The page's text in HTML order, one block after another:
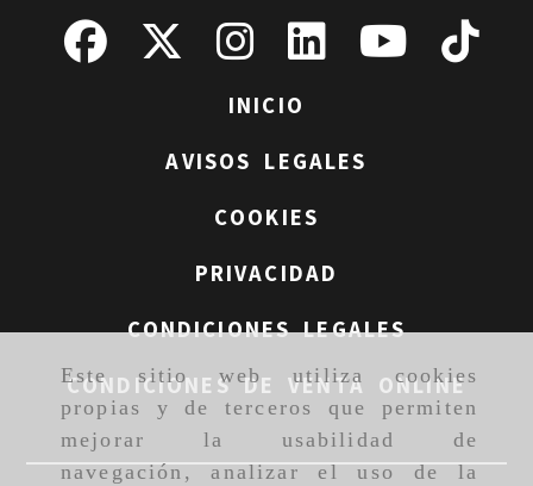
Este sitio web utiliza cookies
propias y de terceros que permiten
mejorar la usabilidad de
navegación, analizar el uso de la
INICIO
AVISOS LEGALES
COOKIES
PRIVACIDAD
CONDICIONES LEGALES
CONDICIONES DE VENTA ONLINE